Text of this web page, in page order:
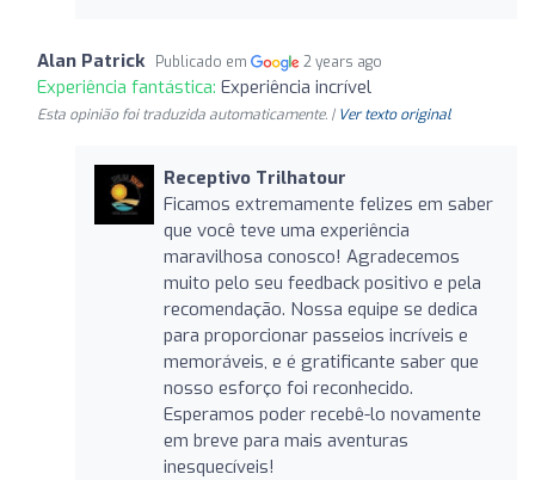
Alan Patrick Publicado em 2 years ago
Experiência fantástica: Experiência incrível
Esta opinião foi traduzida automaticamente. | Ver texto original
Receptivo Trilhatour
Ficamos extremamente felizes em saber
que você teve uma experiência
maravilhosa conosco! Agradecemos
muito pelo seu feedback positivo e pela
recomendação. Nossa equipe se dedica
para proporcionar passeios incríveis e
memoráveis, e é gratificante saber que
nosso esforço foi reconhecido.
Esperamos poder recebê-lo novamente
em breve para mais aventuras
inesquecíveis!